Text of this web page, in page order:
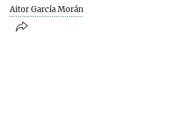
Aitor García Morán